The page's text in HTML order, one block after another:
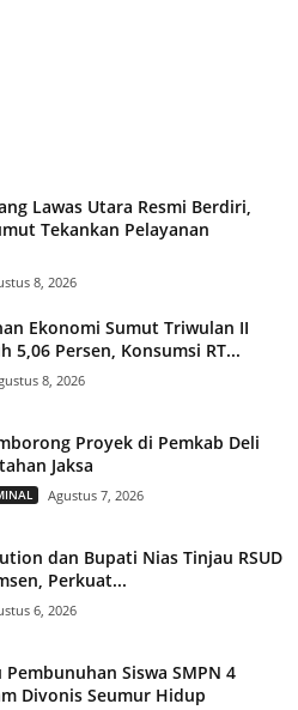
Lawas Utara Resmi Berdiri,
Tekankan Pelayanan
8, 2026
Ekonomi Sumut Triwulan II
5,06 Persen, Konsumsi RT...
8, 2026
Proyek di Pemkab Deli
Jaksa
Agustus 7, 2026
dan Bupati Nias Tinjau RSUD
Perkuat...
6, 2026
Pembunuhan Siswa SMPN 4
Divonis Seumur Hidup